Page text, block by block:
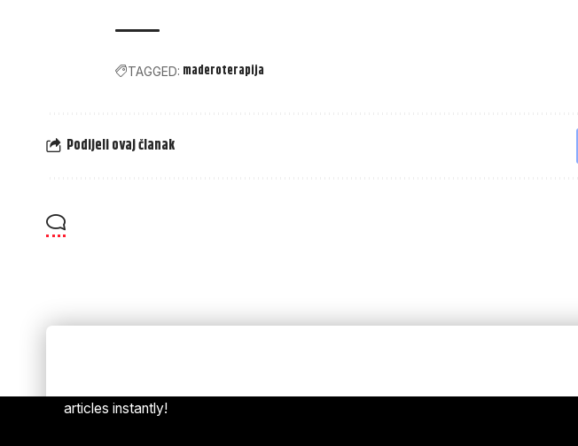
TAGGED: maderoterapija
Podijeli ovaj članak
articles instantly!